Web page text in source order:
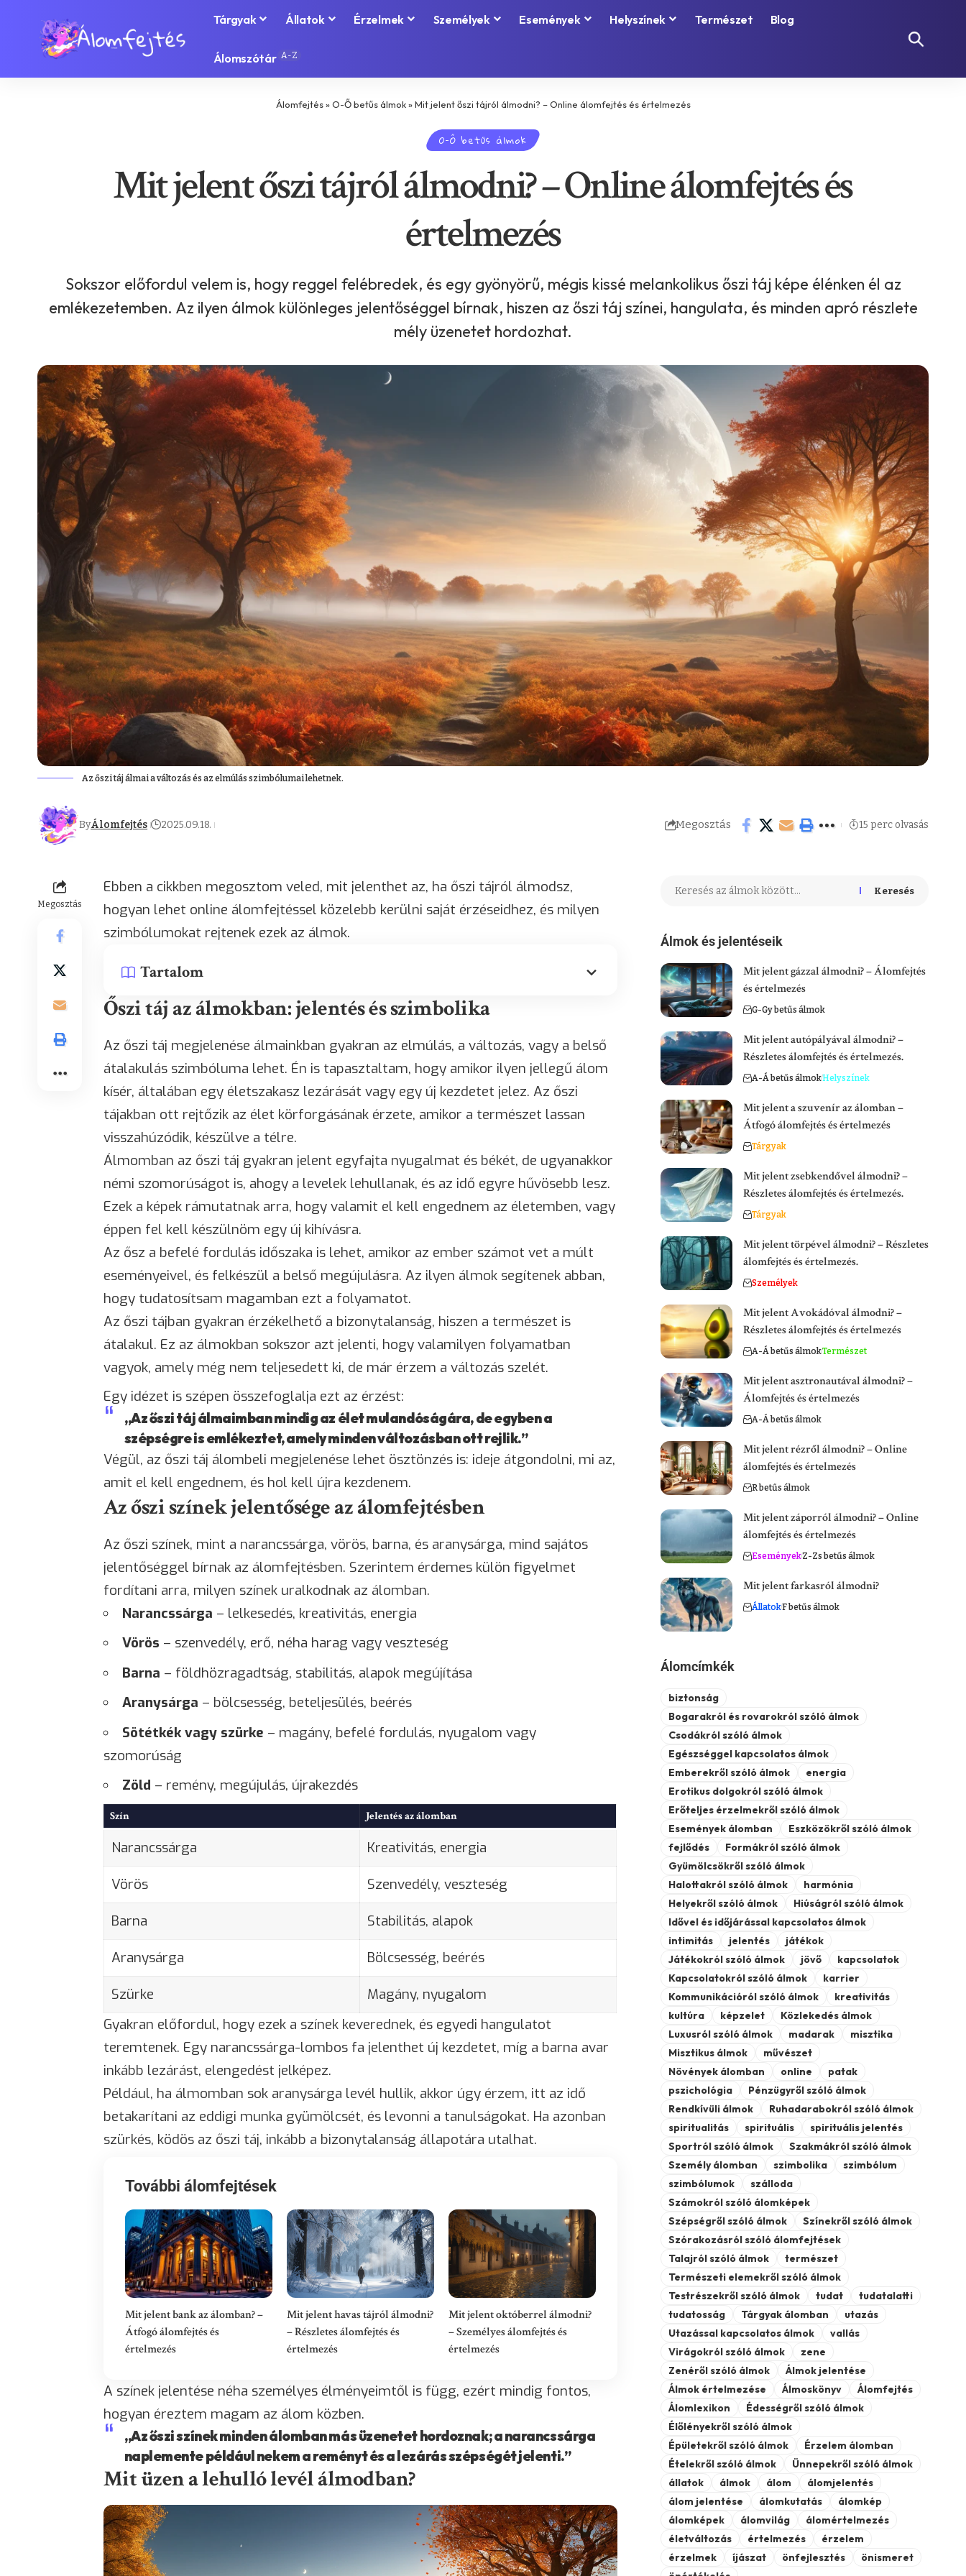
Tárgyak Állatok Érzelmek Személyek Események Helyszínek Természet Blog
Álomszótár A-Z
Álomfejtés»O-Ő betűs álmok»Mit jelent őszi tájról álmodni? – Online álomfejtés és értelmezés
O-Ő betűs álmok
Mit jelent őszi tájról álmodni? – Online álomfejtés és
értelmezés
Sokszor előfordul velem is, hogy reggel felébredek, és egy gyönyörű, mégis kissé melankolikus őszi táj képe élénken él az
emlékezetemben. Az ilyen álmok különleges jelentőséggel bírnak, hiszen az őszi táj színei, hangulata, és minden apró részlete
mély üzenetet hordozhat.
Az őszi táj álmai a változás és az elmúlás szimbólumai lehetnek.
ByÁlomfejtés 2025.09.18. Megosztás 15 perc olvasás
Megosztás
Ebben a cikkben megosztom veled, mit jelenthet az, ha őszi tájról álmodsz,
hogyan lehet online álomfejtéssel közelebb kerülni saját érzéseidhez, és milyen
szimbólumokat rejtenek ezek az álmok.
Tartalom
Őszi táj az álmokban: jelentés és szimbolika
Az őszi táj megjelenése álmainkban gyakran az elmúlás, a változás, vagy a belső
átalakulás szimbóluma lehet. Én is tapasztaltam, hogy amikor ilyen jellegű álom
kísér, általában egy életszakasz lezárását vagy egy új kezdetet jelez. Az őszi
tájakban ott rejtőzik az élet körforgásának érzete, amikor a természet lassan
visszahúzódik, készülve a télre.
Álmomban az őszi táj gyakran jelent egyfajta nyugalmat és békét, de ugyanakkor
némi szomorúságot is, ahogy a levelek lehullanak, és az idő egyre hűvösebb lesz.
Ezek a képek rámutatnak arra, hogy valamit el kell engednem az életemben, vagy
éppen fel kell készülnöm egy új kihívásra.
Az ősz a befelé fordulás időszaka is lehet, amikor az ember számot vet a múlt
eseményeivel, és felkészül a belső megújulásra. Az ilyen álmok segítenek abban,
hogy tudatosítsam magamban ezt a folyamatot.
Az őszi tájban gyakran érzékelhető a bizonytalanság, hiszen a természet is
átalakul. Ez az álmokban sokszor azt jelenti, hogy valamilyen folyamatban
vagyok, amely még nem teljesedett ki, de már érzem a változás szelét.
Egy idézet is szépen összefoglalja ezt az érzést:
„Az őszi táj álmaimban mindig az élet mulandóságára, de egyben a
szépségre is emlékeztet, amely minden változásban ott rejlik.”
Végül, az őszi táj álombeli megjelenése lehet ösztönzés is: ideje átgondolni, mi az,
amit el kell engednem, és hol kell újra kezdenem.
Az őszi színek jelentősége az álomfejtésben
Az őszi színek, mint a narancssárga, vörös, barna, és aranysárga, mind sajátos
jelentőséggel bírnak az álomfejtésben. Szerintem érdemes külön figyelmet
fordítani arra, milyen színek uralkodnak az álomban.
Narancssárga – lelkesedés, kreativitás, energia
Vörös – szenvedély, erő, néha harag vagy veszteség
Barna – földhözragadtság, stabilitás, alapok megújítása
Aranysárga – bölcsesség, beteljesülés, beérés
Sötétkék vagy szürke – magány, befelé fordulás, nyugalom vagy
szomorúság
Zöld – remény, megújulás, újrakezdés
Szín Jelentés az álomban
Narancssárga Kreativitás, energia
Vörös Szenvedély, veszteség
Barna Stabilitás, alapok
Aranysárga Bölcsesség, beérés
Szürke
Magány, nyugalom
Gyakran előfordul, hogy ezek a színek keverednek, és egyedi hangulatot
teremtenek. Egy narancssárga-lombos fa jelenthet új kezdetet, míg a barna avar
inkább lezárást, elengedést jelképez.
Például, ha álmomban sok aranysárga levél hullik, akkor úgy érzem, itt az idő
betakarítani az eddigi munka gyümölcsét, és levonni a tanulságokat. Ha azonban
szürkés, ködös az őszi táj, inkább a bizonytalanság állapotára utalhat.
További álomfejtések
Mit jelent bank az álomban? –
Átfogó álomfejtés és
értelmezés
Mit jelent havas tájról álmodni?
– Részletes álomfejtés és
értelmezés
Mit jelent októberrel álmodni?
– Személyes álomfejtés és
értelmezés
A színek jelentése néha személyes élményeimtől is függ, ezért mindig fontos,
hogyan éreztem magam az álom közben.
„Az őszi színek minden álomban más üzenetet hordoznak; a narancssárga
naplemente például nekem a reményt és a lezárás szépségét jelenti.”
Mit üzen a lehulló levél álmodban?
Keresés
Álmok és jelentéseik
Mit jelent gázzal álmodni? – Álomfejtés
és értelmezés
G-Gy betűs álmok
Mit jelent autópályával álmodni? –
Részletes álomfejtés és értelmezés.
A-Á betűs álmokHelyszínek
Mit jelent a szuvenír az álomban –
Átfogó álomfejtés és értelmezés
Tárgyak
Mit jelent zsebkendővel álmodni? –
Részletes álomfejtés és értelmezés.
Tárgyak
Mit jelent törpével álmodni? – Részletes
álomfejtés és értelmezés.
Személyek
Mit jelent Avokádóval álmodni? –
Részletes álomfejtés és értelmezés
A-Á betűs álmokTermészet
Mit jelent asztronautával álmodni? –
Álomfejtés és értelmezés
A-Á betűs álmok
Mit jelent rézről álmodni? – Online
álomfejtés és értelmezés
R betűs álmok
Mit jelent záporról álmodni? – Online
álomfejtés és értelmezés
EseményekZ-Zs betűs álmok
Mit jelent farkasról álmodni?
ÁllatokF betűs álmok
Álomcímkék
biztonság
Bogarakról és rovarokról szóló álmok
Csodákról szóló álmok
Egészséggel kapcsolatos álmok
Emberekről szóló álmok
energia
Erotikus dolgokról szóló álmok
Erőteljes érzelmekről szóló álmok
Események álomban
Eszközökről szóló álmok
fejlődés
Formákról szóló álmok
Gyümölcsökről szóló álmok
Halottakról szóló álmok
harmónia
Helyekről szóló álmok
Hiúságról szóló álmok
Idővel és időjárással kapcsolatos álmok
intimitás
jelentés
játékok
Játékokról szóló álmok
jövő
kapcsolatok
Kapcsolatokról szóló álmok
karrier
Kommunikációról szóló álmok
kreativitás
kultúra
képzelet
Közlekedés álmok
Luxusról szóló álmok
madarak
misztika
Misztikus álmok
művészet
Növények álomban
online
patak
pszichológia
Pénzügyről szóló álmok
Rendkívüli álmok
Ruhadarabokról szóló álmok
spiritualitás
spirituális
spirituális jelentés
Sportról szóló álmok
Szakmákról szóló álmok
Személy álomban
szimbolika
szimbólum
szimbólumok
szálloda
Számokról szóló álomképek
Szépségről szóló álmok
Színekről szóló álmok
Szórakozásról szóló álomfejtések
Talajról szóló álmok
természet
Természeti elemekről szóló álmok
Testrészekről szóló álmok
tudat
tudatalatti
tudatosság
Tárgyak álomban
utazás
Utazással kapcsolatos álmok
vallás
Virágokról szóló álmok
zene
Zenéről szóló álmok
Álmok jelentése
Álmok értelmezése
Álmoskönyv
Álomfejtés
Álomlexikon
Édességről szóló álmok
Élőlényekről szóló álmok
Épületekről szóló álmok
Érzelem álomban
Ételekről szóló álmok
Ünnepekről szóló álmok
állatok
álmok álom
álomjelentés
álom jelentése
álomkutatás
álomkép
álomképek
álomvilág
álomértelmezés
életváltozás
értelmezés
érzelem
érzelmek
íjászat önfejlesztés
önismeret